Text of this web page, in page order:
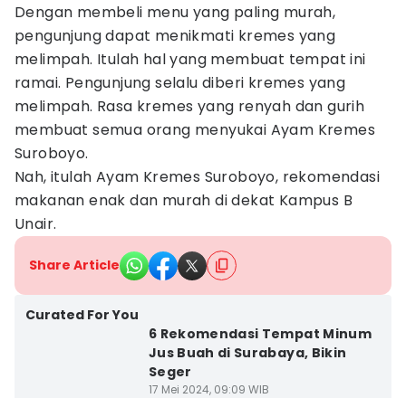
Dengan membeli menu yang paling murah,
pengunjung dapat menikmati kremes yang
melimpah. Itulah hal yang membuat tempat ini
ramai. Pengunjung selalu diberi kremes yang
melimpah. Rasa kremes yang renyah dan gurih
membuat semua orang menyukai Ayam Kremes
Suroboyo.
Nah, itulah Ayam Kremes Suroboyo, rekomendasi
makanan enak dan murah di dekat Kampus B
Unair.
Share Article
Curated For You
6 Rekomendasi Tempat Minum
Jus Buah di Surabaya, Bikin
Seger
17 Mei 2024, 09:09 WIB